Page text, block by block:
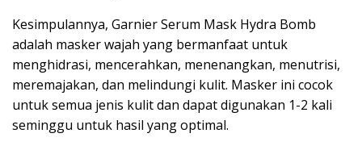
Kesimpulannya, Garnier Serum Mask Hydra Bomb
adalah masker wajah yang bermanfaat untuk
menghidrasi, mencerahkan, menenangkan, menutrisi,
meremajakan, dan melindungi kulit. Masker ini cocok
untuk semua jenis kulit dan dapat digunakan 1-2 kali
seminggu untuk hasil yang optimal.